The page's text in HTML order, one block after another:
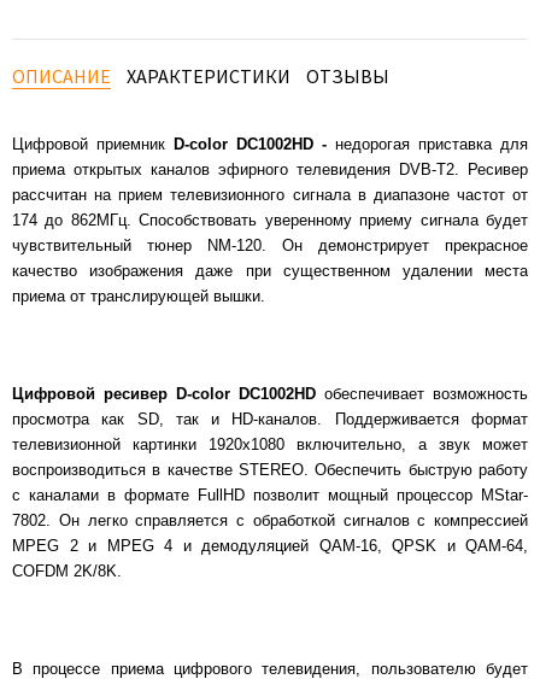
ОПИСАНИЕ ХАРАКТЕРИСТИКИ ОТЗЫВЫ
Цифровой приемник D-color DC1002HD - недорогая приставка для
приема открытых каналов эфирного телевидения DVB-T2. Ресивер
рассчитан на прием телевизионного сигнала в диапазоне частот от
174 до 862МГц. Способствовать уверенному приему сигнала будет
чувствительный тюнер NM-120. Он демонстрирует прекрасное
качество изображения даже при существенном удалении места
приема от транслирующей вышки.
Цифровой ресивер D-color DC1002HD обеспечивает возможность
просмотра как SD, так и HD-каналов. Поддерживается формат
телевизионной картинки 1920х1080 включительно, а звук может
воспроизводиться в качестве STEREO. Обеспечить быструю работу
с каналами в формате FullHD позволит мощный процессор MStar-
7802. Он легко справляется с обработкой сигналов с компрессией
MPEG 2 и MPEG 4 и демодуляцией QAM-16, QPSK и QAM-64,
COFDM 2K/8K.
В процессе приема цифрового телевидения, пользователю будет